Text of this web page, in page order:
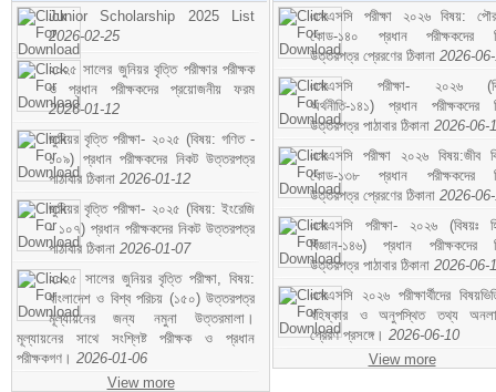
Junior Scholarship 2025 List
2026-02-25
২০২৫ সালের জুনিয়র বৃত্তি পরীক্ষার পরীক্ষক
ও প্রধান পরীক্ষকদের প্রয়োজনীয় ফরম
2026-01-12
জুনিয়র বৃত্তি পরীক্ষা- ২০২৫ (বিষয়: গণিত -
১০৯) প্রধান পরীক্ষকদের নিকট উত্তরপত্র
পাঠাবার ঠিকানা 2026-01-12
জুনিয়র বৃত্তি পরীক্ষা- ২০২৫ (বিষয়: ইংরেজি
- ১০৭) প্রধান পরীক্ষকদের নিকট উত্তরপত্র
পাঠাবার ঠিকানা 2026-01-07
২০২৫ সালের জুনিয়র বৃত্তি পরীক্ষা, বিষয়:
বাংলাদেশ ও বিশ্ব পরিচয় (১৫০) উত্তরপত্র
মূল্যায়নের জন্য নমুনা উত্তরমালা।
মূল্যায়নের সাথে সংশ্লিষ্ট পরীক্ষক ও প্রধান
পরীক্ষকগণ। 2026-01-06
View more
এসএসসি পরীক্ষা ২০২৬ বিষয়:
কোড-১৪০ প্রধান পরীক্ষকদের
উত্তরপত্র প্রেরণের ঠিকানা 2026-
এসএসসি পরীক্ষা- ২০২৬
অর্থনীতি-১৪১) প্রধান পরীক্ষকদের
উত্তরপত্র পাঠাবার ঠিকানা 2026-06-
এসএসসি পরীক্ষা ২০২৬ বিষয়:জীব
কোড-১৩৮ প্রধান পরীক্ষকদের
উত্তরপত্র প্রেরণের ঠিকানা 2026-
এসএসসি পরীক্ষা- ২০২৬ (বিষয়ঃ
বিজ্ঞান-১৪৬) প্রধান পরীক্ষকদের
উত্তরপত্র পাঠাবার ঠিকানা 2026-06-
এসএসসি ২০২৬ পরীক্ষার্থীদের
বহিষ্কার ও অনুপস্থিত তথ্য
প্রেরণ প্রসঙ্গে। 2026-06-10
View more